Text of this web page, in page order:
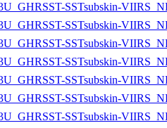
SSTsubskin-
SSTsubskin-
SSTsubskin-
SSTsubskin-
SSTsubskin-
SSTsubskin-
SSTsubskin-